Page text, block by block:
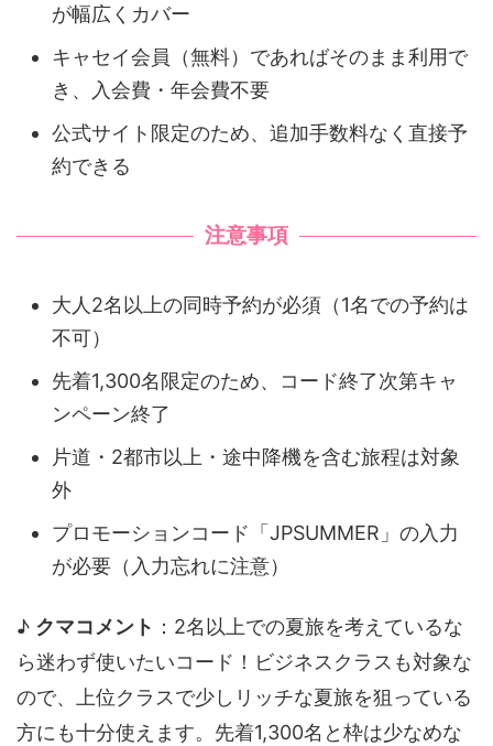
が幅広くカバー
キャセイ会員（無料）であればそのまま利用で
き、入会費・年会費不要
公式サイト限定のため、追加手数料なく直接予
約できる
注意事項
大人2名以上の同時予約が必須（1名での予約は
不可）
先着1,300名限定のため、コード終了次第キャ
ンペーン終了
片道・2都市以上・途中降機を含む旅程は対象
外
プロモーションコード「JPSUMMER」の入力
が必要（入力忘れに注意）
♪ クマコメント ：2名以上での夏旅を考えているな
ら迷わず使いたいコード！ビジネスクラスも対象な
ので、上位クラスで少しリッチな夏旅を狙っている
方にも十分使えます。先着1,300名と枠は少なめな